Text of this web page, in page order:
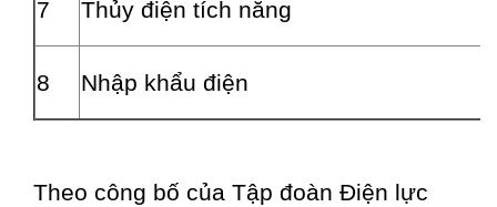
7 Thủy điện tích năng
8 Nhập khẩu điện
Theo công bố của Tập đoàn Điện lực